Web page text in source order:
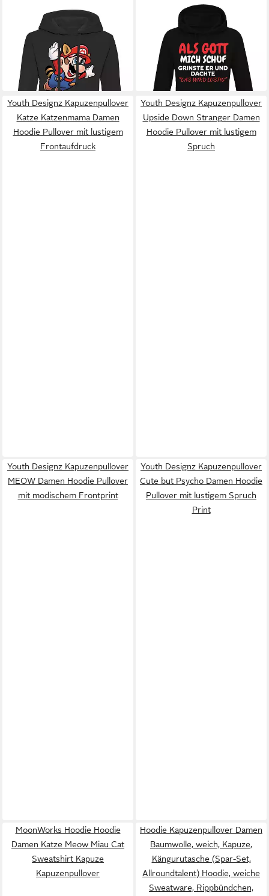
BLONDIE & BROWNIE
Damen Super Mario Fligh
Retro Konsole Gamer Nerd
mit Kapuze
ab 30,90 €
-11%
+1
YOUTH DESIGNZ
Kapuzenpullover Als Gott
mich Schuf: Damen Hoodie
Pullover mit lustigen Fun
Aufdruck mit lustigen Motiv
für Frau
34,90 €
-13%
Youth Designz Kapuzenpullover
Katze Katzenmama Damen
Hoodie Pullover mit lustigem
Frontaufdruck
Youth Designz Kapuzenpullover
Upside Down Stranger Damen
Hoodie Pullover mit lustigem
Spruch
Youth Designz Kapuzenpullover
MEOW Damen Hoodie Pullover
mit modischem Frontprint
Youth Designz Kapuzenpullover
Cute but Psycho Damen Hoodie
Pullover mit lustigem Spruch
Print
MoonWorks Hoodie Hoodie
Damen Katze Meow Miau Cat
Sweatshirt Kapuze
Kapuzenpullover
Hoodie Kapuzenpullover Damen
Baumwolle, weich, Kapuze,
Kängurutasche (Spar-Set,
Allroundtalent) Hoodie, weiche
Sweatware, Rippbündchen,